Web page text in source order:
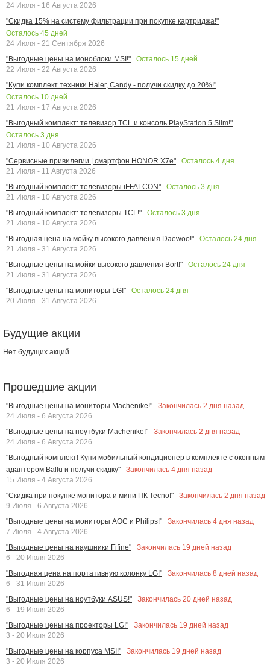
24 Июля - 16 Августа 2026
"Скидка 15% на систему фильтрации при покупке картриджа!"
Осталось 45 дней
24 Июля - 21 Сентября 2026
"Выгодные цены на моноблоки MSI!"
Осталось 15 дней
22 Июля - 22 Августа 2026
"Купи комплект техники Haier, Candy - получи скидку до 20%!"
Осталось 10 дней
21 Июля - 17 Августа 2026
"Выгодный комплект: телевизор TCL и консоль PlayStation 5 Slim!"
Осталось 3 дня
21 Июля - 10 Августа 2026
"Сервисные привилегии | смартфон HONOR X7e"
Осталось 4 дня
21 Июля - 11 Августа 2026
"Выгодный комплект: телевизоры iFFALCON"
Осталось 3 дня
21 Июля - 10 Августа 2026
"Выгодный комплект: телевизоры TCL!"
Осталось 3 дня
21 Июля - 10 Августа 2026
"Выгодная цена на мойку высокого давления Daewoo!"
Осталось 24 дня
21 Июля - 31 Августа 2026
"Выгодные цены на мойки высокого давления Bort!"
Осталось 24 дня
21 Июля - 31 Августа 2026
"Выгодные цены на мониторы LG!"
Осталось 24 дня
20 Июля - 31 Августа 2026
Будущие акции
Нет будущих акций
Прошедшие акции
"Выгодные цены на мониторы Machenike!" Закончилась 2 дня назад
24 Июля - 6 Августа 2026
"Выгодные цены на ноутбуки Machenike!"
Закончилась 2 дня назад
24 Июля - 6 Августа 2026
"Выгодный комплект! Купи мобильный кондиционер в комплекте с оконным
адаптером Ballu и получи скидку"
Закончилась 4 дня назад
15 Июля - 4 Августа 2026
"Скидка при покупке монитора и мини ПК Tecno!"
Закончилась 2 дня назад
9 Июля - 6 Августа 2026
"Выгодные цены на мониторы AOC и Philips!"
Закончилась 4 дня назад
7 Июля - 4 Августа 2026
"Выгодные цены на наушники Fifine"
Закончилась 19 дней назад
6 - 20 Июля 2026
"Выгодная цена на портативную колонку LG!"
Закончилась 8 дней назад
6 - 31 Июля 2026
"Выгодные цены на ноутбуки ASUS!"
Закончилась 20 дней назад
6 - 19 Июля 2026
"Выгодные цены на проекторы LG!"
Закончилась 19 дней назад
3 - 20 Июля 2026
"Выгодные цены на корпуса MSI!"
Закончилась 19 дней назад
3 - 20 Июля 2026